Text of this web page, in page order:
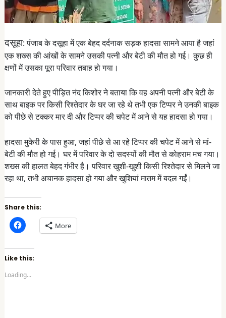
दसूहा: पंजाब के दसूहा में एक बेहद दर्दनाक सड़क हादसा सामने आया है जहां
एक शख्स की आंखों के सामने उसकी पत्नी और बेटी की मौत हो गई। कुछ ही
क्षणों में उसका पूरा परिवार तबाह हो गया।
जानकारी देते हुए पीड़ित नंद किशोर ने बताया कि वह अपनी पत्नी और बेटी के
साथ बाइक पर किसी रिश्तेदार के घर जा रहे थे तभी एक टिप्पर ने उनकी बाइक
को पीछे से टक्कर मार दी और टिप्पर की चपेट में आने से यह हादसा हो गया।
हादसा मुकेरी के पास हुआ, जहां पीछे से आ रहे टिप्पर की चपेट में आने से मां-
बेटी की मौत हो गई। घर में परिवार के दो सदस्यों की मौत से कोहराम मच गया।
शख्स की हालत बेहद गंंभीर है। परिवार खुशी-खुशी किसी रिश्तेदार से मिलने जा
रहा था, तभी अचानक हादसा हो गया और खुशियां मातम में बदल गईं।
Share this:
C
l
k
t
o
h
More
Like this:
Loading...